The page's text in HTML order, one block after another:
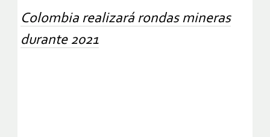
Colombia realizará rondas mineras
durante 2021